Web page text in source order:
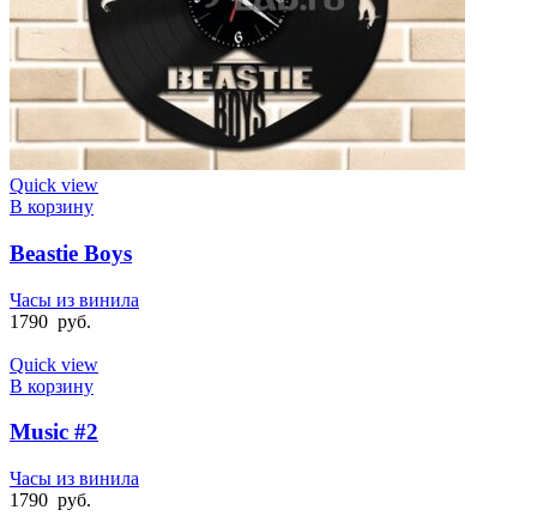
Quick view
В корзину
Beastie Boys
Часы из винила
1790 руб.
Quick view
В корзину
Music #2
Часы из винила
1790 руб.